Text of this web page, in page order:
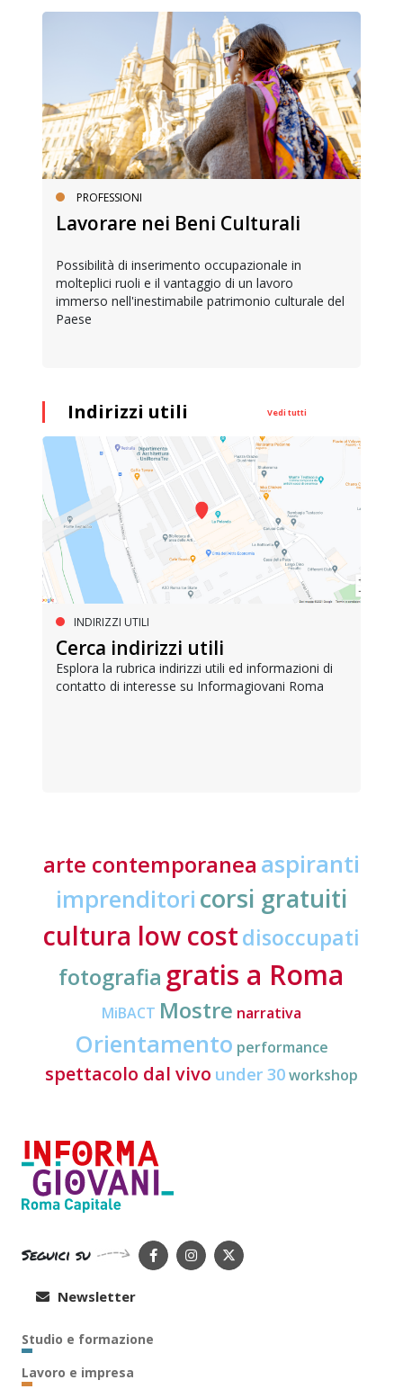
PROFESSIONI
Lavorare nei Beni Culturali
Possibilità di inserimento occupazionale in
molteplici ruoli e il vantaggio di un lavoro
immerso nell'inestimabile patrimonio culturale del
Paese
Indirizzi utili Vedi tutti
INDIRIZZI UTILI
Cerca indirizzi utili
Esplora la rubrica indirizzi utili ed informazioni di
contatto di interesse su Informagiovani Roma
arte contemporanea aspiranti
imprenditori corsi gratuiti
cultura low costdisoccupati
fotografia gratis a Roma
MiBACT Mostre narrativa
Orientamento performance
spettacolo dal vivo under 30workshop
Seguici su
Newsletter
Studio e formazione
Lavoro e impresa